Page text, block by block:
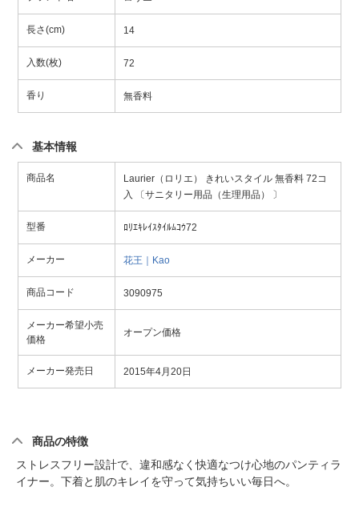
長さ(cm) 14
入数(枚) 72
香り 無香料
基本情報
商品名
Laurier（ロリエ） きれいスタイル 無香料 72コ
入 〔サニタリー用品（生理用品） 〕
型番 ﾛﾘｴｷﾚｲｽﾀｲﾙﾑｺｳ72
メーカー 花王｜Kao
商品コード 3090975
メーカー希望小売
価格
オープン価格
メーカー発売日 2015年4月20日
商品の特徴
ストレスフリー設計で、違和感なく快適なつけ心地のパンティラ
イナー。下着と肌のキレイを守って気持ちいい毎日へ。